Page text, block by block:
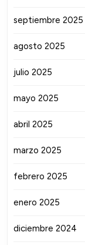
septiembre 2025
agosto 2025
julio 2025
mayo 2025
abril 2025
marzo 2025
febrero 2025
enero 2025
diciembre 2024